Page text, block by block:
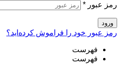
رمز عبور *
ورود
رمز عبور خود را فراموش کرده‌اید؟
فهرست
فهرست